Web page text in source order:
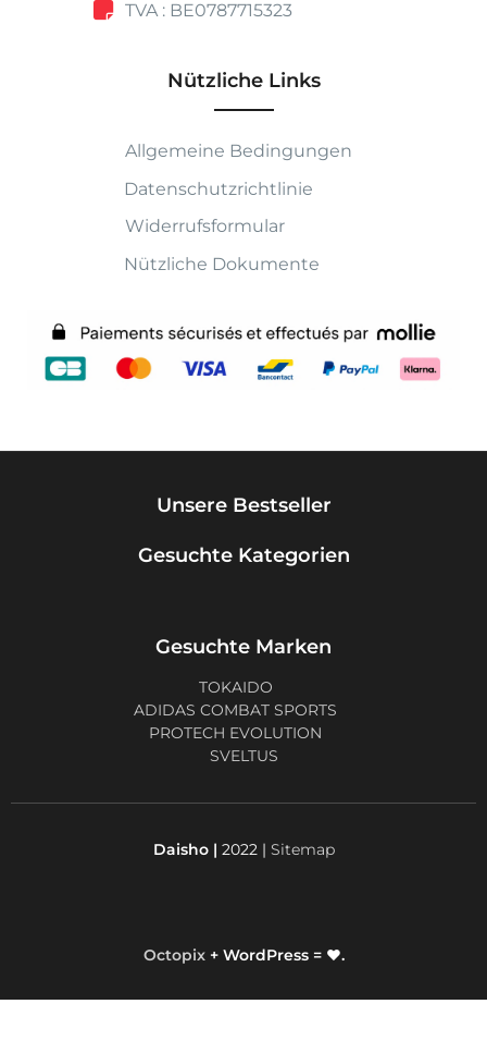
TVA : BE0787715323
Nützliche Links
Allgemeine Bedingungen
Datenschutzrichtlinie
Widerrufsformular
Nützliche Dokumente
Unsere Bestseller
Gesuchte Kategorien
Gesuchte Marken
TOKAIDO
ADIDAS COMBAT SPORTS
PROTECH EVOLUTION
SVELTUS
Daisho | 2022 | Sitemap
Octopix+ WordPress = ❤.